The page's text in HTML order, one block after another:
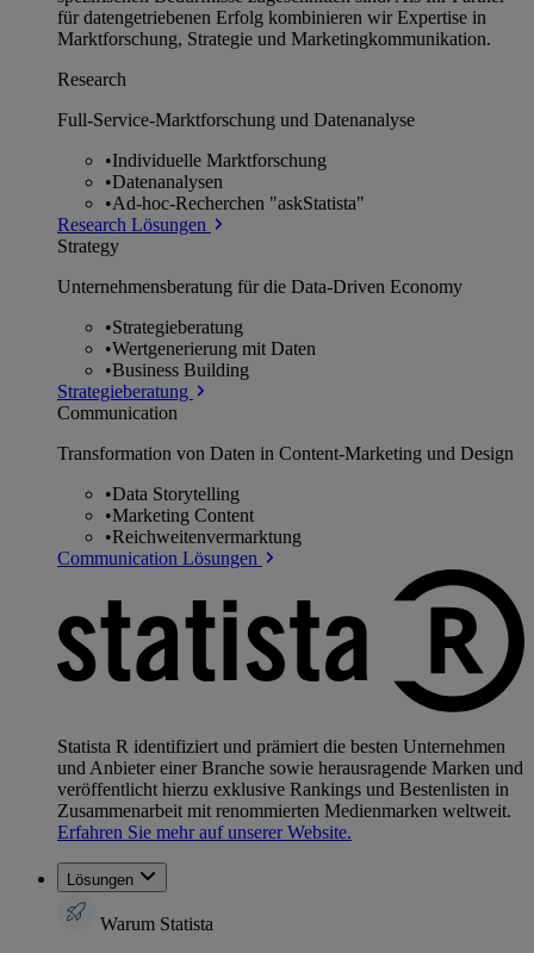
für datengetriebenen Erfolg kombinieren wir Expertise in
Marktforschung, Strategie und Marketingkommunikation.
Research
Full-Service-Marktforschung und Datenanalyse
•Individuelle Marktforschung
•Datenanalysen
•Ad-hoc-Recherchen "askStatista"
Research Lösungen
Strategy
Unternehmens­beratung für die Data-Driven Economy
•Strategieberatung
•Wertgenerierung mit Daten
•Business Building
Strategieberatung
Communication
Transformation von Daten in Content-Marketing und Design
•Data Storytelling
•Marketing Content
•Reichweitenvermarktung
Communication Lösungen
Statista R identifiziert und prämiert die besten Unternehmen
und Anbieter einer Branche sowie herausragende Marken und
veröffentlicht hierzu exklusive Rankings und Bestenlisten in
Zusammenarbeit mit renommierten Medienmarken weltweit.
Erfahren Sie mehr auf unserer Website.
Lösungen
Warum Statista